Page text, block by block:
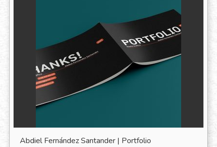
Abdiel Fernández Santander | Portfolio